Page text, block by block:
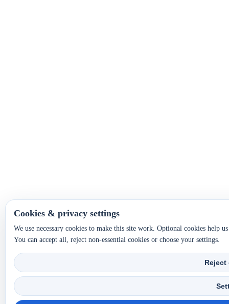
Cookies & privacy settings
We use necessary cookies to make this site work. Optional cookies help
You can accept all, reject non-essential cookies or choose your settings.